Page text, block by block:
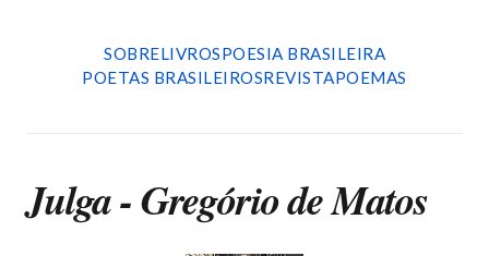
SOBRELIVROSPOESIA BRASILEIRA
POETAS BRASILEIROSREVISTAPOEMAS
Julga - Gregório de Matos